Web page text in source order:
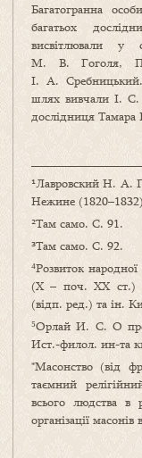
Багатогранна
багатьох
висвітлювали у
М. В. Гоголя,
І. А.
шлях вивчали І. С.
дослідниця Тамара
¹Лавровский Н. А.
Нежине
²Там само. С. 91.
³Там само. С. 92.
⁴Розвиток
(Х – поч. ХХ ст.)
(відп. ред.) та ін.
⁵Орлай И. С. О
Ист.-филол. ин-та
*Масонство (від
таємний
всього людства в
організації